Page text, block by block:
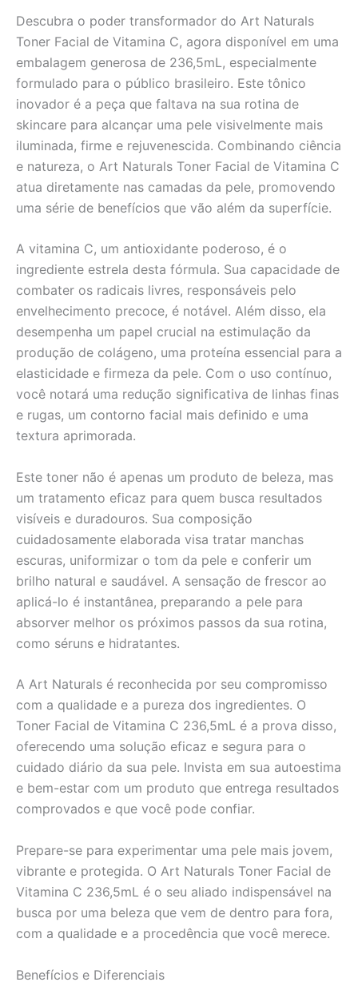
Descubra o poder transformador do Art Naturals
Toner Facial de Vitamina C, agora disponível em uma
embalagem generosa de 236,5mL, especialmente
formulado para o público brasileiro. Este tônico
inovador é a peça que faltava na sua rotina de
skincare para alcançar uma pele visivelmente mais
iluminada, firme e rejuvenescida. Combinando ciência
e natureza, o Art Naturals Toner Facial de Vitamina C
atua diretamente nas camadas da pele, promovendo
uma série de benefícios que vão além da superfície.
A vitamina C, um antioxidante poderoso, é o
ingrediente estrela desta fórmula. Sua capacidade de
combater os radicais livres, responsáveis pelo
envelhecimento precoce, é notável. Além disso, ela
desempenha um papel crucial na estimulação da
produção de colágeno, uma proteína essencial para a
elasticidade e firmeza da pele. Com o uso contínuo,
você notará uma redução significativa de linhas finas
e rugas, um contorno facial mais definido e uma
textura aprimorada.
Este toner não é apenas um produto de beleza, mas
um tratamento eficaz para quem busca resultados
visíveis e duradouros. Sua composição
cuidadosamente elaborada visa tratar manchas
escuras, uniformizar o tom da pele e conferir um
brilho natural e saudável. A sensação de frescor ao
aplicá-lo é instantânea, preparando a pele para
absorver melhor os próximos passos da sua rotina,
como séruns e hidratantes.
A Art Naturals é reconhecida por seu compromisso
com a qualidade e a pureza dos ingredientes. O
Toner Facial de Vitamina C 236,5mL é a prova disso,
oferecendo uma solução eficaz e segura para o
cuidado diário da sua pele. Invista em sua autoestima
e bem-estar com um produto que entrega resultados
comprovados e que você pode confiar.
Prepare-se para experimentar uma pele mais jovem,
vibrante e protegida. O Art Naturals Toner Facial de
Vitamina C 236,5mL é o seu aliado indispensável na
busca por uma beleza que vem de dentro para fora,
com a qualidade e a procedência que você merece.
Benefícios e Diferenciais